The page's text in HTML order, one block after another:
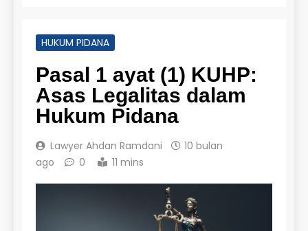
HUKUM PIDANA
Pasal 1 ayat (1) KUHP:
Asas Legalitas dalam
Hukum Pidana
Lawyer Ahdan Ramdani
10 bulan
ago
0 11 mins